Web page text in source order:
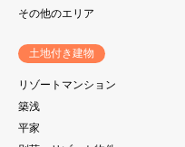
その他のエリア
土地付き建物
リゾートマンション
築浅
平家